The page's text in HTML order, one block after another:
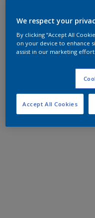
We respect your
By clicking “Accept All
on your device to enhance
assist in our marketing
Accept All Cookies